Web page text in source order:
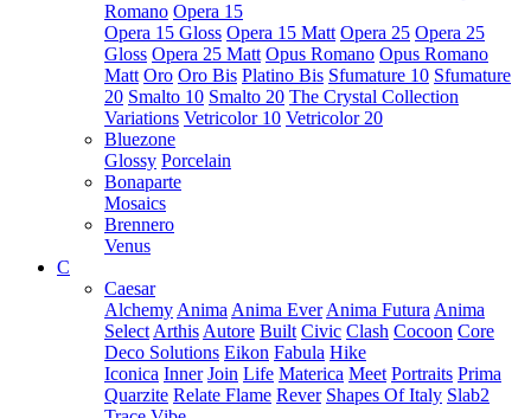
Romano Opera 15
Opera 15 Gloss Opera 15 Matt Opera 25 Opera 25
Gloss Opera 25 Matt Opus Romano Opus Romano
Matt Oro Oro Bis Platino Bis Sfumature 10 Sfumature
20 Smalto 10 Smalto 20 The Crystal Collection
Variations Vetricolor 10 Vetricolor 20
Bluezone
Glossy Porcelain
Bonaparte
Mosaics
Brennero
Venus
C
Caesar
Alchemy Anima Anima Ever Anima Futura Anima
Select Arthis Autore Built Civic Clash Cocoon Core
Deco Solutions Eikon Fabula Hike
Iconica Inner Join Life Materica Meet Portraits Prima
Quarzite Relate Flame Rever Shapes Of Italy Slab2